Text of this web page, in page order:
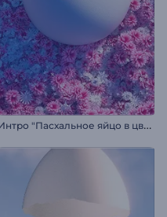
И
нтро "Пасхальное яйцо в цветах"